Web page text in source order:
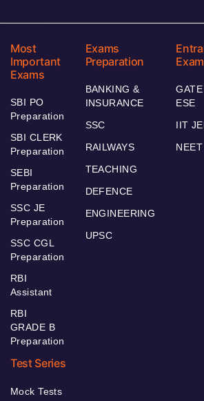
Most
Important
Exams
SBI PO
Preparation
SBI CLERK
Preparation
SEBI
Preparation
SSC JE
Preparation
SSC CGL
Preparation
RBI
Assistant
RBI
GRADE B
Preparation
Exams
Preparation
BANKING &
INSURANCE
SSC
RAILWAYS
TEACHING
DEFENCE
ENGINEERING
UPSC
ESE
IIT
NEET
Test Series
Mock Tests